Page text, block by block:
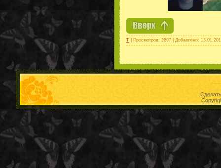
Т | Просмотров: 2897 | Добавлено: